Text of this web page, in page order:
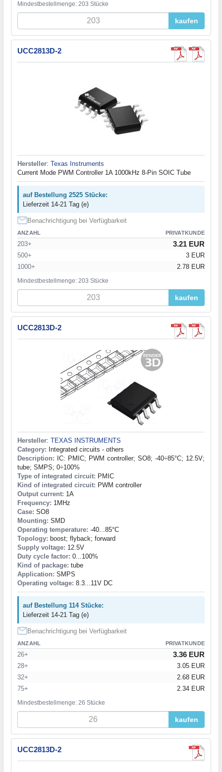
Mindestbestellmenge: 203 Stücke
kaufen
UCC2813D-2
Hersteller: Texas Instruments
Current Mode PWM Controller 1A 1000kHz 8-Pin SOIC Tube
auf Bestellung 2525 Stücke:
Lieferzeit 14-21 Tag (e)
Benachrichtigung bei Verfügbarkeit
ANZAHL PRIVATKUNDE
203+ 3.21 EUR
500+
3 EUR
1000+
2.78 EUR
Mindestbestellmenge: 203 Stücke
kaufen
UCC2813D-2
Hersteller: TEXAS INSTRUMENTS
Category: Integrated circuits - others
Description: IC: PMIC; PWM controller; SO8; -40÷85°C; 12.5V;
tube; SMPS; 0÷100%
Type of integrated circuit: PMIC
Kind of integrated circuit: PWM controller
Output current: 1A
Frequency: 1MHz
Case: SO8
Mounting: SMD
Operating temperature: -40...85°C
Topology: boost; flyback; forward
Supply voltage: 12.5V
Duty cycle factor: 0...100%
Kind of package: tube
Application: SMPS
Operating voltage: 8.3...11V DC
auf Bestellung 114 Stücke:
Lieferzeit 14-21 Tag (e)
Benachrichtigung bei Verfügbarkeit
ANZAHL PRIVATKUNDE
26+ 3.36 EUR
28+
3.05 EUR
32+
2.68 EUR
75+
2.34 EUR
Mindestbestellmenge: 26 Stücke
kaufen
UCC2813D-2